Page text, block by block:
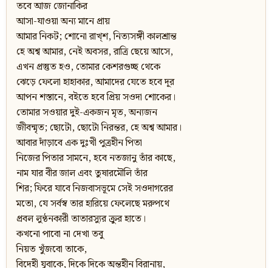
তবে আজ জোনাকির
আসা-যাওয়া অন্য মানে প্রায়
আমার নিকট; শোনো রাখ্‌শ, নিত্যসঙ্গী কালশ্রান্ত
হে অশ্ব আমার, নেই অবসর, রাত্রি ছেয়ে আসে,
এখন প্রস্তুত হও, তোমার কেশরগুচ্ছ থেকে
ঝেড়ে ফেলো হাহাকার, আমাদের যেতে হবে দূর
আপন শস্তানে, বইতে হবে প্রিয় সওদা শোকের।
তোমার সওয়ার দুই-একজন মৃত, অন্যজন
জীবন্মৃত; ছোটো, ছোটো নিরন্তর, হে অশ্ব আমার।
আবার দাঁড়াবে এক দুঃখী পুত্রহীন পিতা
নিজের পিতার সামনে, হবে নতজানু তাঁর কাছে,
নাম যার বীর জাল এবং তুষারমৌলি তাঁর
শির; ফিরে যাবে নিজবাসভূমে সেই সওদাগরের
মতো, যে সর্বস্ব তার হারিয়ে ফেলেছে মরুপথে
প্রবল লুন্ঠনকারী তাতারস্যুর ক্রুর হাতে।
কখনো পাবো না দেখা তবু
নিয়ত খুঁজবো তাকে,
বিদেহী যুবাকে, দিকে দিকে অন্তহীন বিরানায়,